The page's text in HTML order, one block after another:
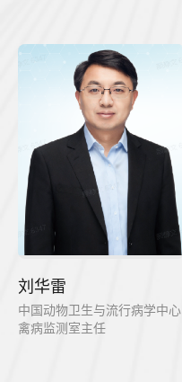
刘华雷
中国动物卫生与流行病学中心
禽病监测室主任